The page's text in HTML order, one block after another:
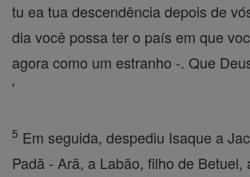
tu ea tua descendência depois de
dia você possa ter o país em que
agora como um estranho -. Que
'
5 Em seguida, despediu Isaque a
Padã - Arã, a Labão, filho de Betuel,